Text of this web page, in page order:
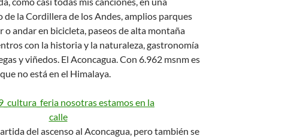
de la Cordillera de los Andes, amplios parques
o andar en bicicleta, paseos de alta montaña
con la historia y la naturaleza, gastronomía
y viñedos. El Aconcagua. Con 6.962 msnm es
no está en el Himalaya.
del ascenso al Aconcagua, pero también se